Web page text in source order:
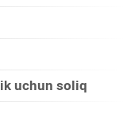
uchun soliq